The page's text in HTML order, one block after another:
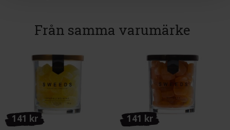
Från samma varumärke
141 kr 141 kr